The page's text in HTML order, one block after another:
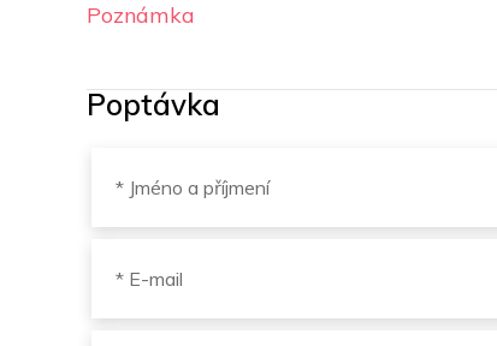
Poznámka
Poptávka